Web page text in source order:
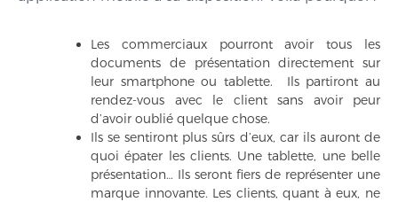
Les commerciaux pourront avoir tous les
documents de présentation directement sur
leur smartphone ou tablette. Ils partiront au
rendez-vous avec le client sans avoir peur
d’avoir oublié quelque chose.
Ils se sentiront plus sûrs d’eux, car ils auront de
quoi épater les clients. Une tablette, une belle
présentation… Ils seront fiers de représenter une
marque innovante. Les clients, quant à eux, ne